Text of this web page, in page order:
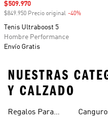
Precio de venta
$509.970
$849.950 Precio original -40%
Tenis Ultraboost 5
Hombre Performance
Envío Gratis
NUESTRAS
Y CALZADO
Regalos Para